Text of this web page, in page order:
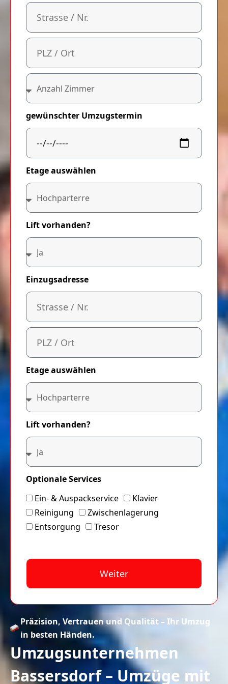
gewünschter Umzugstermin
Etage auswählen
Lift vorhanden?
Einzugsadresse
Etage auswählen
Lift vorhanden?
Optionale Services
Ein- & Auspackservice
Klavier
Reinigung
Zwischenlagerung
Entsorgung
Tresor
Weiter
e
r
n
a
ti
Präzision, Vertrauen und Qualität – Ihr Umzug
in besten Händen.
Umzugsunternehmen
Bassersdorf – Umzüge mit